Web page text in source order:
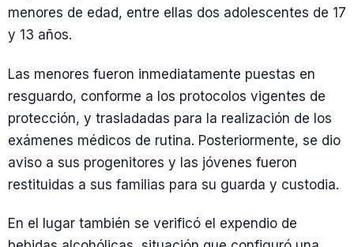
menores de edad, entre ellas dos adolescentes de 17
y 13 años.
Las menores fueron inmediatamente puestas en
resguardo, conforme a los protocolos vigentes de
protección, y trasladadas para la realización de los
exámenes médicos de rutina. Posteriormente, se dio
aviso a sus progenitores y las jóvenes fueron
restituidas a sus familias para su guarda y custodia.
En el lugar también se verificó el expendio de